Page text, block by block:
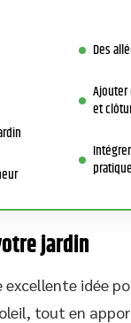
Des
et
pratique
jardin
idée
tout en